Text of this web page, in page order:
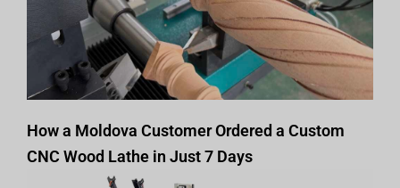
How a Moldova Customer Ordered a Custom
CNC Wood Lathe in Just 7 Days